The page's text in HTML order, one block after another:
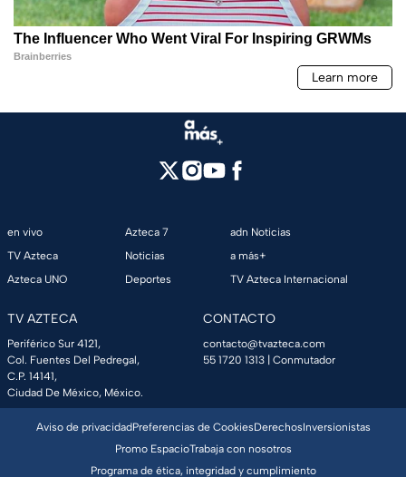
en vivo
TV Azteca
Azteca UNO
Azteca 7
Noticias
Deportes
adn Noticias
a más+
TV Azteca Internacional
TV AZTECA
Periférico Sur 4121,
Col. Fuentes Del Pedregal,
C.P. 14141,
Ciudad De México, México.
CONTACTO
contacto@tvazteca.com
55 1720 1313 | Conmutador
Aviso de privacidadPreferencias de CookiesDerechosInversionistas
Promo EspacioTrabaja con nosotros
Programa de ética, integridad y cumplimiento